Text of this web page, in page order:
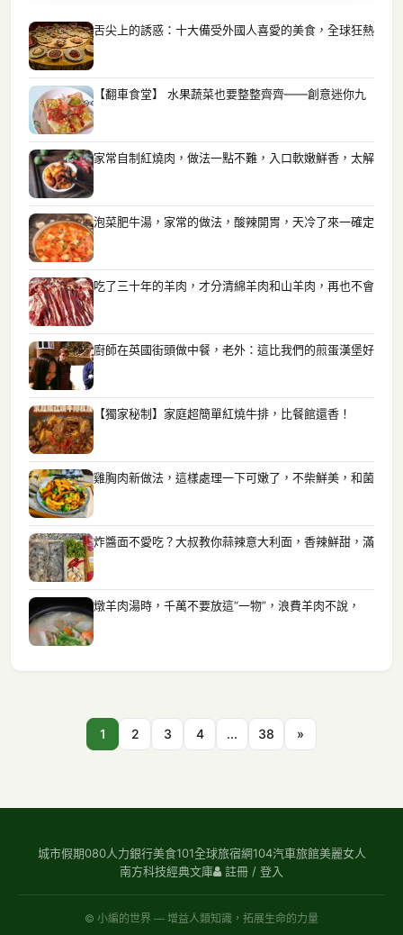
舌尖上的誘惑：十大備受外國人喜愛的美食，全球狂熱
【翻車食堂】 水果蔬菜也要整整齊齊——創意迷你九
家常自制紅燒肉，做法一點不難，入口軟嫩鮮香，太解
泡菜肥牛湯，家常的做法，酸辣開胃，天冷了來一確定
吃了三十年的羊肉，才分清綿羊肉和山羊肉，再也不會
廚師在英國街頭做中餐，老外：這比我們的煎蛋漢堡好
【獨家秘制】家庭超簡單紅燒牛排，比餐館還香！
雞胸肉新做法，這樣處理一下可嫩了，不柴鮮美，和菌
炸醬面不愛吃？大叔教你蒜辣意大利面，香辣鮮甜，滿
燉羊肉湯時，千萬不要放這“一物”，浪費羊肉不說，
1 2 3 4 ... 38 »
城市假期080人力銀行美食101全球旅宿網104汽車旅館美麗女人
南方科技經典文庫 註冊 / 登入
© 小編的世界 — 增益人類知識，拓展生命的力量